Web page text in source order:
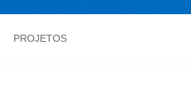
PROJETOS